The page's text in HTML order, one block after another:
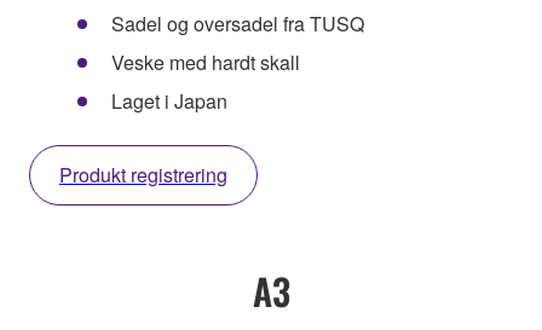
Sadel og oversadel fra TUSQ
Veske med hardt skall
Laget i Japan
Produkt registrering
A3